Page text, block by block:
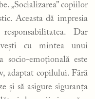
„Socializarea” copiilor
Aceasta dă impresia
Dar
cu mintea unui
socio-emoțională este
adaptat copilului. Fără
și să asigure siguranța